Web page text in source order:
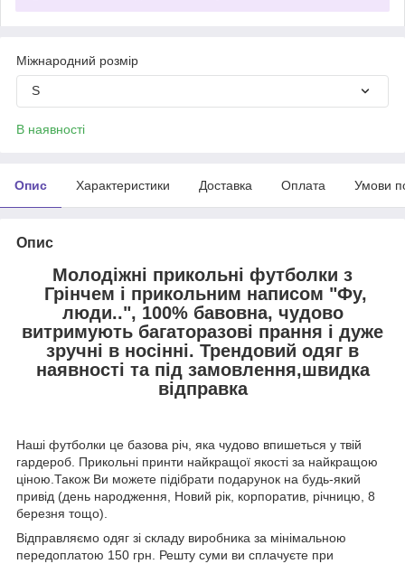
Міжнародний розмір
S
В наявності
Опис Характеристики Доставка Оплата Умови
Опис
Молодіжні прикольні футболки з
Грінчем і прикольним написом "Фу,
люди..", 100% бавовна, чудово
витримують багаторазові прання і дуже
зручні в носінні. Трендовий одяг в
наявності та під замовлення,швидка
відправка
Наші футболки це базова річ, яка чудово впишеться у твій
гардероб. Прикольні принти найкращої якості за найкращою
ціною.Також Ви можете підібрати подарунок на будь-який
привід (день народження, Новий рік, корпоратив, річницю, 8
березня тощо).
Відправляємо одяг зі складу виробника за мінімальною
передоплатою 150 грн. Решту суми ви сплачуєте при